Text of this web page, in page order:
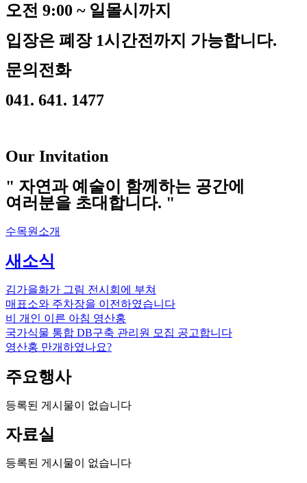
오전 9:00 ~ 일몰시까지
입장은 폐장 1시간전까지 가능합니다.
문의전화
041. 641. 1477
Our Invitation
" 자연과 예술이 함께하는 공간에
여러분을 초대합니다. "
수목원소개
새소식
김가을화가 그림 전시회에 부쳐
매표소와 주차장을 이전하였습니다
비 개인 이른 아침 영산홍
국가식물 통합 DB구축 관리원 모집 공고합니다
영산홍 만개하였나요?
주요행사
등록된 게시물이 없습니다
자료실
등록된 게시물이 없습니다